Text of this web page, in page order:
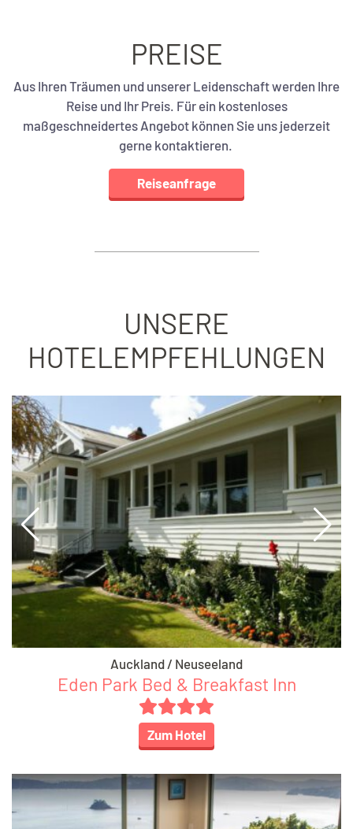
PREISE
Aus Ihren Träumen und unserer Leidenschaft werden Ihre
Reise und Ihr Preis. Für ein kostenloses
maßgeschneidertes Angebot können Sie uns jederzeit
gerne kontaktieren.
Reiseanfrage
UNSERE
HOTELEMPFEHLUNGEN
Auckland / Neuseeland
Eden Park Bed & Breakfast Inn
Zum Hotel